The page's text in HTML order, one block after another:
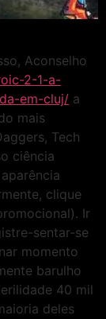
Aconselho
2-1-a-
em-cluj/ a
mais
Tech
ciência
clique
Ir
sentar-se
momento
barulho
40 mil
deles